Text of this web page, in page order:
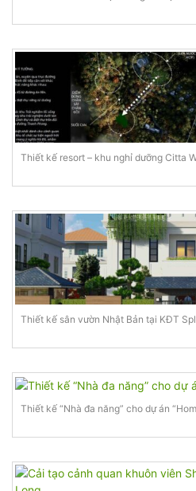
Thiết kế resort – khu nghỉ dưỡng Citta
Thiết kế sân vườn Nhật Bản tại KĐT
Thiết kế “Nhà đa năng” cho dự án